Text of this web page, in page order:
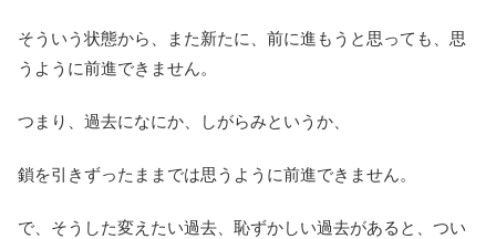
そういう状態から、また新たに、前に進もうと思っても、思
うように前進できません。
つまり、過去になにか、しがらみというか、
鎖を引きずったままでは思うように前進できません。
で、そうした変えたい過去、恥ずかしい過去があると、つい